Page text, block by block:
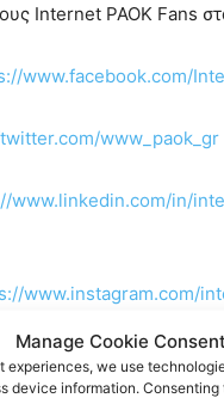
Manage Cookie Consent
experiences, we use
device information. Consenting
Internet PAOK Fans
www.facebook.com/
www_paok_gr
www.linkedin.com/in/
www.instagram.com/
#παοκ #thessaloniki